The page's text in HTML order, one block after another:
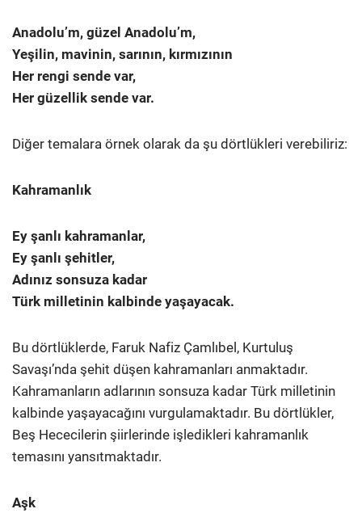
Anadolu’m, güzel Anadolu’m,
Yeşilin, mavinin, sarının, kırmızının
Her rengi sende var,
Her güzellik sende var.
Diğer temalara örnek olarak da şu dörtlükleri verebiliriz:
Kahramanlık
Ey şanlı kahramanlar,
Ey şanlı şehitler,
Adınız sonsuza kadar
Türk milletinin kalbinde yaşayacak.
Bu dörtlüklerde, Faruk Nafiz Çamlıbel, Kurtuluş
Savaşı’nda şehit düşen kahramanları anmaktadır.
Kahramanların adlarının sonsuza kadar Türk milletinin
kalbinde yaşayacağını vurgulamaktadır. Bu dörtlükler,
Beş Hececilerin şiirlerinde işledikleri kahramanlık
temasını yansıtmaktadır.
Aşk